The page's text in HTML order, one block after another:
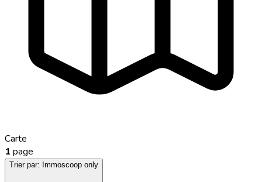
Carte
1 page
Trier par: Immoscoop only